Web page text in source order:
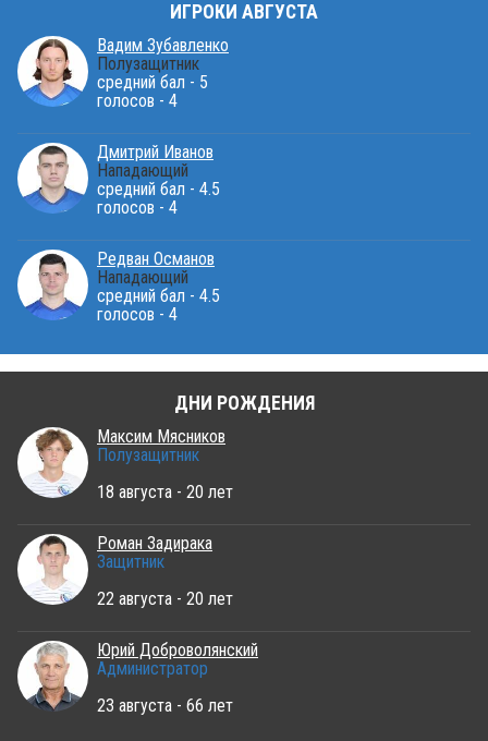
ИГРОКИ АВГУСТА
Вадим Зубавленко
Полузащитник
средний бал - 5
голосов - 4
Дмитрий Иванов
Нападающий
средний бал - 4.5
голосов - 4
Редван Османов
Нападающий
средний бал - 4.5
голосов - 4
ДНИ РОЖДЕНИЯ
Максим Мясников
Полузащитник
18 августа - 20 лет
Роман Задирака
Защитник
22 августа - 20 лет
Юрий Доброволянский
Администратор
23 августа - 66 лет